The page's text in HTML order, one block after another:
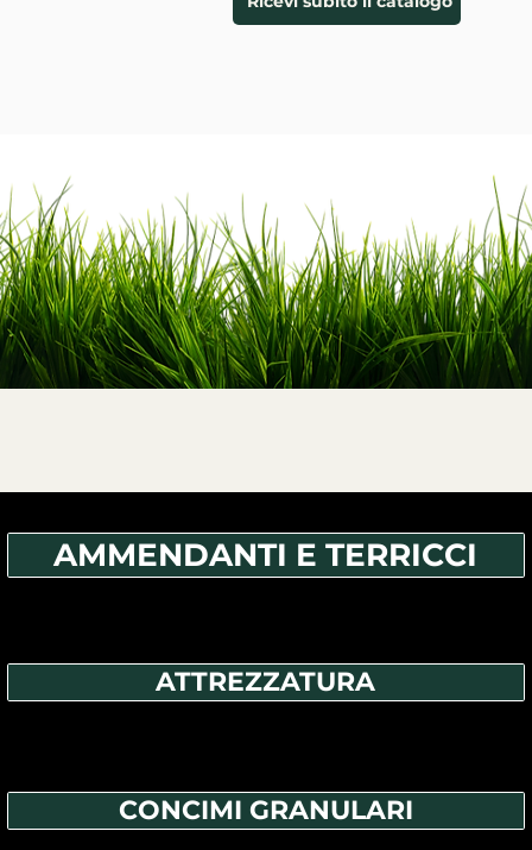
AMMENDANTI E TERRICCI
ATTREZZATURA
CONCIMI GRANULARI